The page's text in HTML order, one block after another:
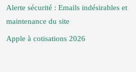
Alerte sécurité : Emails indésirables et
maintenance du site
Apple à cotisations 2026